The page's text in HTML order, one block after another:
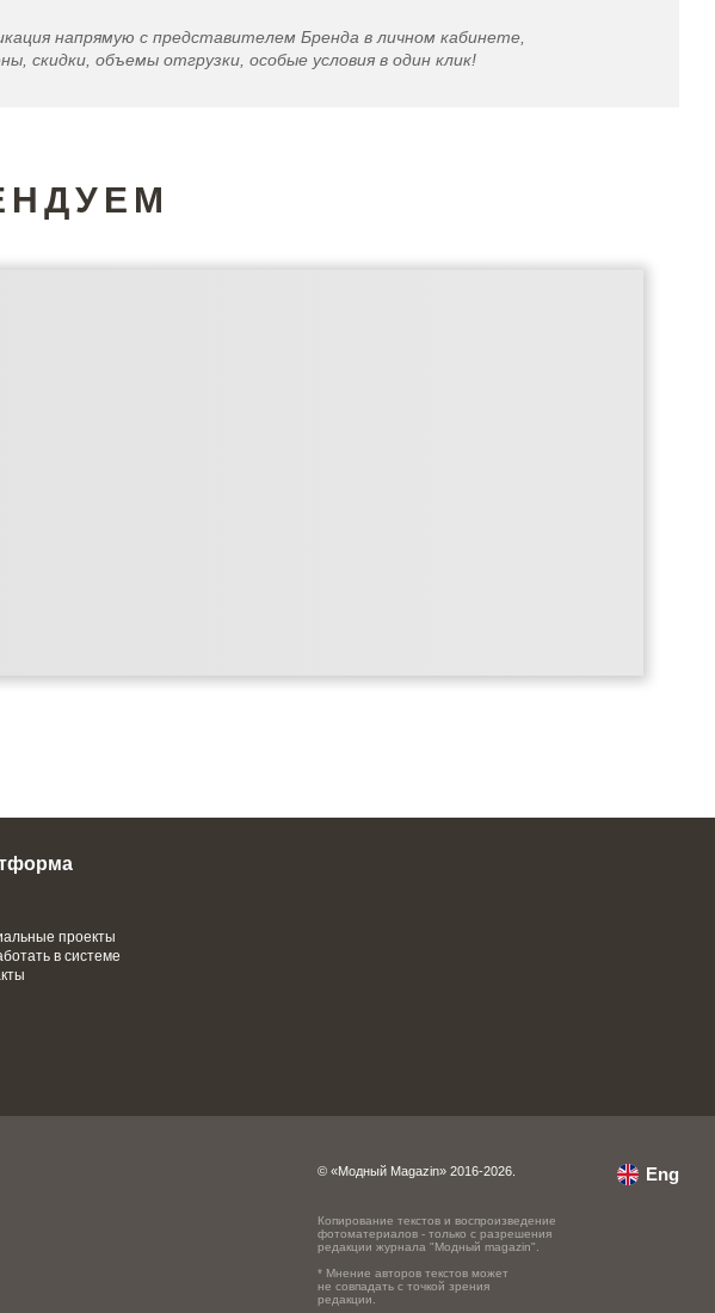
напрямую с представителем Бренда в личном кабинете,
скидки, объемы отгрузки, особые условия в один клик!
проекты
в системе
© «Модный Magazin» 2016-2026.
Копирование текстов и воспроизведение
фотоматериалов - только с разрешения
редакции журнала "Модный magazin".
* Мнение авторов текстов может
не совпадать с точкой зрения
редакции.
Eng